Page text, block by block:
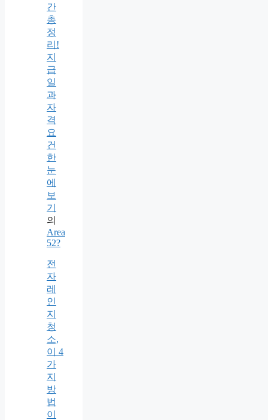
간
총
정
리!
지
급
일
과
자
격
요
건
한
눈
에
보
기
의
Area
52?
전
자
레
인
지
청
소,
이 4
가
지
방
법
이